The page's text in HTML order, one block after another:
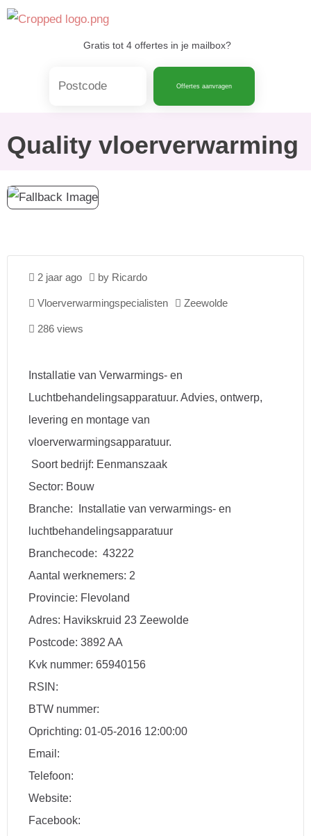
Skip
Gratis tot 4 offertes in je mailbox?
Offertes aanvragen
Quality vloerverwarming
2 jaar ago by Ricardo
Vloerverwarmingspecialisten Zeewolde
286 views
Installatie van Verwarmings- en
Luchtbehandelingsapparatuur. Advies, ontwerp,
levering en montage van
vloerverwarmingsapparatuur.
Soort bedrijf: Eenmanszaak
Sector: Bouw
Branche: Installatie van verwarmings- en
luchtbehandelingsapparatuur
Branchecode: 43222
Aantal werknemers: 2
Provincie: Flevoland
Adres: Havikskruid 23 Zeewolde
Postcode: 3892 AA
Kvk nummer: 65940156
RSIN:
BTW nummer:
Oprichting: 01-05-2016 12:00:00
Email:
Telefoon:
Website:
Facebook: